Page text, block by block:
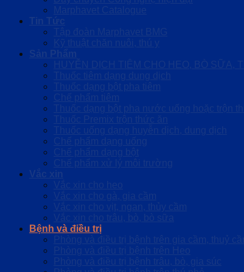
Marphavet Catalogue
Tin Tức
Tập đoàn Marphavet BMG
Kỹ thuật chăn nuôi, thú y
Sản Phẩm
HUYỄN DỊCH TIÊM CHO HEO, BÒ SỮA,
Thuốc tiêm dạng dung dịch
Thuốc dạng bột pha tiêm
Chế phẩm tiêm
Thuốc dạng bột pha nước uống hoặc trộn
Thuốc Premix trộn thức ăn
Thuốc uống dạng huyễn dịch, dung dịch
Chế phẩm dạng uống
Chế phẩm dạng bột
Chế phẩm xử lý môi trường
Vắc xin
Vắc xin cho heo
Vắc xin cho gà, gia cầm
Vắc xin cho vịt, ngan, thủy cầm
Vắc xin cho trâu, bò, bò sữa
Bệnh và điều trị
Phòng và điều trị bệnh trên gia cầm, thuỷ
Phòng và điều trị bệnh trên Heo
Phòng và điều trị bệnh trâu, bò, gia súc